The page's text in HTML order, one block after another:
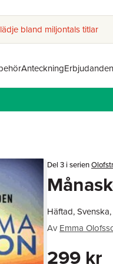
bland miljontals titlar
AnteckningErbjudanden
Del 3 i serien
Häftad,
Av Emma
299 kr